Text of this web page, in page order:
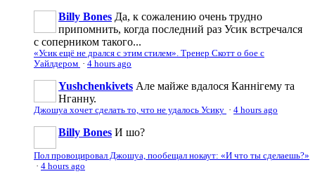
Billy Bones Да, к сожалению очень трудно
припомнить, когда последний раз Усик встречался
с соперником такого...
«Усик ещё не дрался с этим стилем». Тренер Скотт о бое с
Уайлдером · 4 hours ago
Yushchenkivets Але майже вдалося Каннігему та
Нганну.
Джошуа хочет сделать то, что не удалось Усику · 4 hours ago
Billy Bones И шо?
Пол провоцировал Джошуа, пообещал нокаут: «И что ты сделаешь?»
· 4 hours ago